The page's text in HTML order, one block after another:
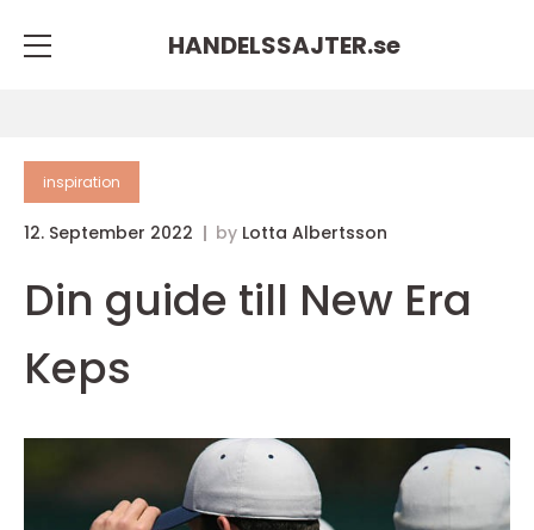
HANDELSSAJTER.se
inspiration
12. September 2022 by Lotta Albertsson
Din guide till New Era
Keps